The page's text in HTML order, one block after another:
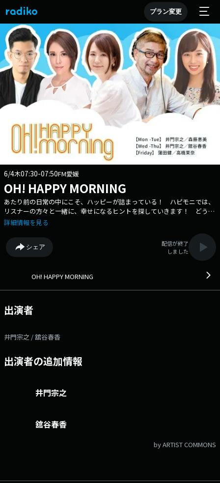
プラン変更
6/4木07:30-07:50FM愛媛
OH! HAPPY MORNING
あたり前の日常の中にこそ、ハッピーが詰まっている！ ハピモニでは、
リスナーの方々と一緒に、幸せになるヒントを探していきます！ どうか
今日が、ハッピーな一日となりますように♪ 番組Webサイト：
https://form.jfn.co.jp/happy/message Xハッシュタグは「#ハピモ
ニ」 Xアカウントは「@hapimoni」
詳細情報を見る
シェア
配信が終了
しました
OH! HAPPY MORNING
出演者
井門宗之 / 舘谷春香
出演者の追加情報
井門宗之
舘谷春香
by ARTIST COMMONS